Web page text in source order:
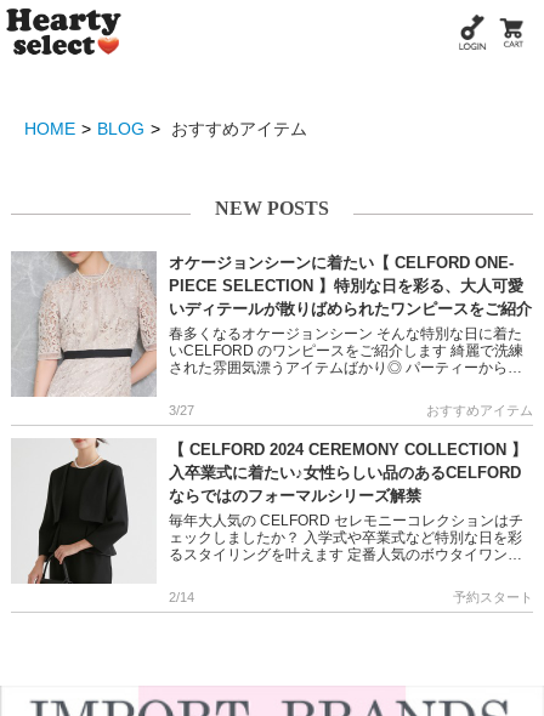
HOME BLOG おすすめアイテム
NEW POSTS
オケージョンシーンに着たい【 CELFORD ONE-
PIECE SELECTION 】特別な日を彩る、大人可愛
いディテールが散りばめられたワンピースをご紹介
春多くなるオケージョンシーン そんな特別な日に着た
いCELFORD のワンピースをご紹介します 綺麗で洗練
された雰囲気漂うアイテムばかり◎ パーティーから冠
ひご覧ください […]
3/27 おすすめアイテム
【 CELFORD 2024 CEREMONY COLLECTION 】
入卒業式に着たい♪女性らしい品のあるCELFORD
ならではのフォーマルシリーズ解禁
毎年大人気の CELFORD セレモニーコレクションはチ
ェックしましたか？ 入学式や卒業式など特別な日を彩
るスタイリングを叶えます 定番人気のボウタイワンピ
2/14 予約スタート